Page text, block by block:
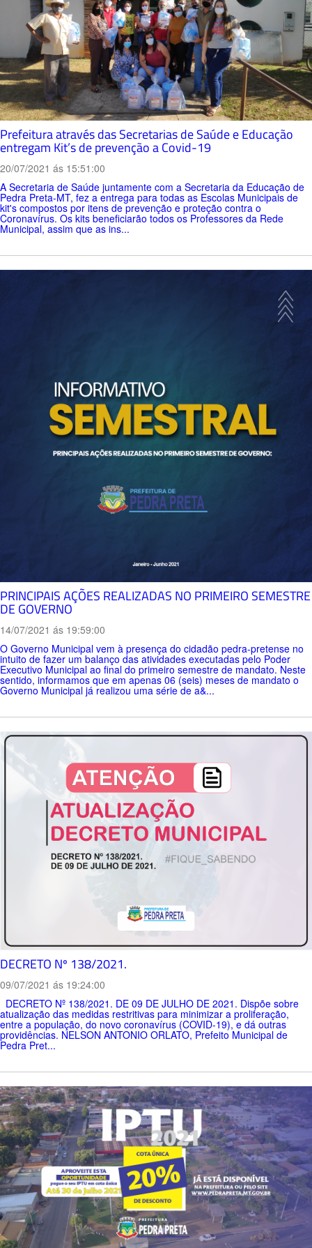
Prefeitura através das Secretarias de Saúde e Educação
entregam Kit’s de prevenção a Covid-19
20/07/2021 ás 15:51:00
A Secretaria de Saúde juntamente com a Secretaria da Educação de
Pedra Preta-MT, fez a entrega para todas as Escolas Municipais de
kit's compostos por itens de prevenção e proteção contra o
Coronavírus. Os kits beneficiarão todos os Professores da Rede
Municipal, assim que as ins...
PRINCIPAIS AÇÕES REALIZADAS NO PRIMEIRO SEMESTRE
DE GOVERNO
14/07/2021 ás 19:59:00
O Governo Municipal vem à presença do cidadão pedra-pretense no
intuito de fazer um balanço das atividades executadas pelo Poder
Executivo Municipal ao final do primeiro semestre de mandato. Neste
sentido, informamos que em apenas 06 (seis) meses de mandato o
Governo Municipal já realizou uma série de a&...
DECRETO Nº 138/2021.
09/07/2021 ás 19:24:00
DECRETO Nº 138/2021. DE 09 DE JULHO DE 2021. Dispõe sobre
atualização das medidas restritivas para minimizar a proliferação,
entre a população, do novo coronavírus (COVID-19), e dá outras
providências. NELSON ANTONIO ORLATO, Prefeito Municipal de
Pedra Pret...